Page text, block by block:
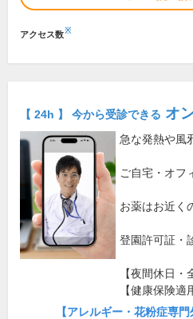
アクセス数※
【 24h 】 今から受診できる オ
急な発熱や風
ご自宅・オフ
お薬はお近く
登園許可証・
【夜間休日・
【健康保険適
【アレルギー・花粉症専